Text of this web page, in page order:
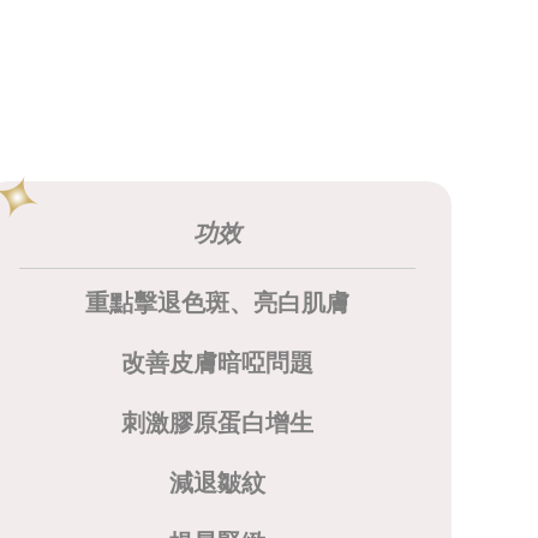
功效
重點擊退色斑、亮白肌膚
改善皮膚暗啞問題
刺激膠原蛋白增生
減退皺紋